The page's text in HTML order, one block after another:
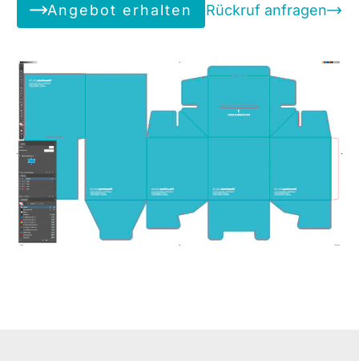
Angebot erhalten Rückruf anfragen